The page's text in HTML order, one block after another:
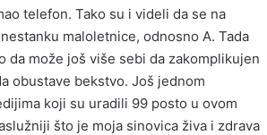
telefon. Tako su i videli da se na
maloletnice, odnosno A. Tada
da može još više sebi da zakomplikujen
obustave bekstvo. Još jednom
koji su uradili 99 posto u ovom
što je moja sinovica živa i zdrava